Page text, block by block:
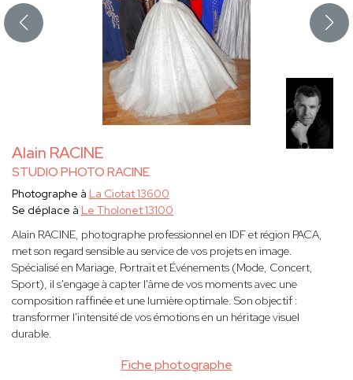
Alain RACINE
STUDIO PHOTO RACINE
Fiche photographe
Photographe à La Ciotat 13600
Se déplace à Le Tholonet 13100
Alain RACINE, photographe professionnel en IDF et région PACA,
met son regard sensible au service de vos projets en image.
Spécialisé en Mariage, Portrait et Événements (Mode, Concert,
Sport), il s'engage à capter l'âme de vos moments avec une
composition raffinée et une lumière optimale. Son objectif :
transformer l'intensité de vos émotions en un héritage visuel
durable.